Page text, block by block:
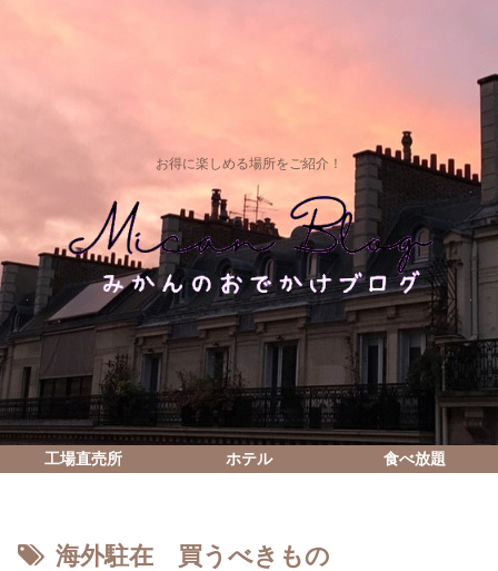
お得に楽しめる場所をご紹介！
工場直売所 ホテル 食べ放題
海外駐在 買うべきもの